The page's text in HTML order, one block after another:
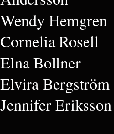
Wendy Hemgren
Cornelia Rosell
Elna Bollner
Elvira Bergström
Jennifer Eriksson